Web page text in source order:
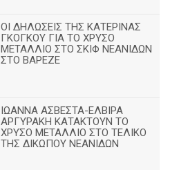
ΟΙ ΔΗΛΩΣΕΙΣ ΤΗΣ ΚΑΤΕΡΙΝΑΣ
ΓΚΟΓΚΟΥ ΓΙΑ ΤΟ ΧΡΥΣΟ
ΜΕΤΑΛΛΙΟ ΣΤΟ ΣΚΙΦ ΝΕΑΝΙΔΩΝ
ΣΤΟ ΒΑΡΕΖΕ
ΙΩΑΝΝΑ ΑΣΒΕΣΤΑ-ΕΛΒΙΡΑ
ΑΡΓΥΡΑΚΗ ΚΑΤΑΚΤΟΥΝ ΤΟ
ΧΡΥΣΟ ΜΕΤΑΛΛΙΟ ΣΤΟ ΤΕΛΙΚΟ
ΤΗΣ ΔΙΚΩΠΟΥ ΝΕΑΝΙΔΩΝ